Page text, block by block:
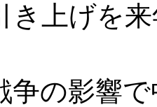
き上げを
の影響